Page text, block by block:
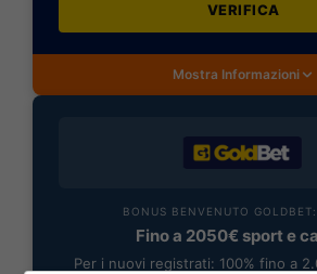
VERIFICA
Mostra Informazioni
BONUS BENVENUTO
Fino a 2050€ sport e
Per i nuovi registrati: 100% fino a